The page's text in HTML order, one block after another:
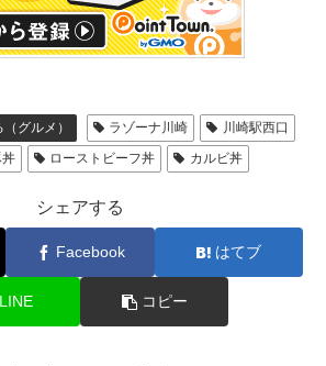
グルメ） ラゾーナ川崎
川崎駅西口
丼 ローストビーフ丼 カルビ丼
シェアする
Facebook はてブ
LINE コピー